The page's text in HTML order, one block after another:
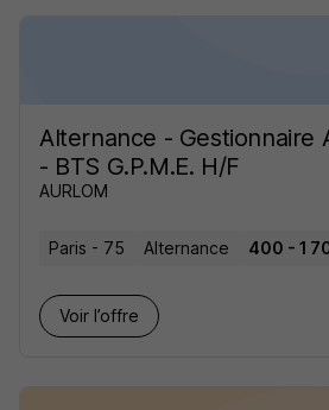
Alternance - Gestionnaire
- BTS G.P.M.E. H/F
AURLOM
Paris - 75 Alternance 400 - 1
Voir l’offre